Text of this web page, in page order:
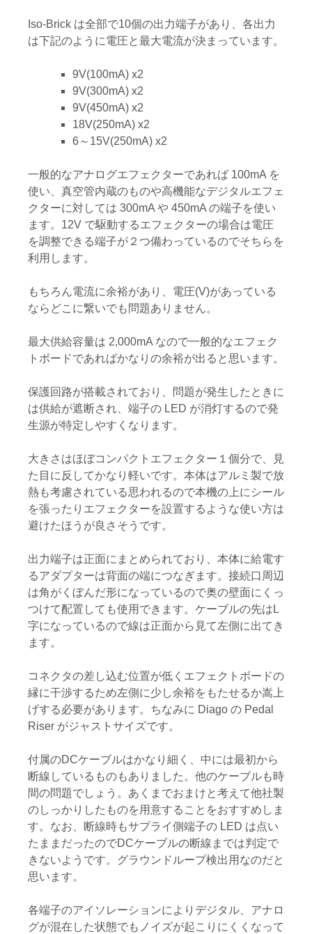
Iso-Brick は全部で10個の出力端子があり、各出力
は下記のように電圧と最大電流が決まっています。
9V(100mA) x2
9V(300mA) x2
9V(450mA) x2
18V(250mA) x2
6～15V(250mA) x2
一般的なアナログエフェクターであれば 100mA を
使い、真空管内蔵のものや高機能なデジタルエフェ
クターに対しては 300mA や 450mA の端子を使い
ます。12V で駆動するエフェクターの場合は電圧
を調整できる端子が２つ備わっているのでそちらを
利用します。
もちろん電流に余裕があり、電圧(V)があっている
ならどこに繋いでも問題ありません。
最大供給容量は 2,000mA なので一般的なエフェク
トボードであればかなりの余裕が出ると思います。
保護回路が搭載されており、問題が発生したときに
は供給が遮断され、端子の LED が消灯するので発
生源が特定しやすくなります。
大きさはほぼコンパクトエフェクター１個分で、見
た目に反してかなり軽いです。本体はアルミ製で放
熱も考慮されている思われるので本機の上にシール
を張ったりエフェクターを設置するような使い方は
避けたほうが良さそうです。
出力端子は正面にまとめられており、本体に給電す
るアダプターは背面の端につなぎます。接続口周辺
は角がくぼんだ形になっているので奥の壁面にくっ
つけて配置しても使用できます。ケーブルの先はL
字になっているので線は正面から見て左側に出てき
ます。
コネクタの差し込む位置が低くエフェクトボードの
縁に干渉するため左側に少し余裕をもたせるか嵩上
げする必要があります。ちなみに Diago の Pedal
Riser がジャストサイズです。
付属のDCケーブルはかなり細く、中には最初から
断線しているものもありました。他のケーブルも時
間の問題でしょう。あくまでおまけと考えて他社製
のしっかりしたものを用意することをおすすめしま
す。なお、断線時もサプライ側端子の LED は点い
たままだったのでDCケーブルの断線までは判定で
きないようです。グラウンドループ検出用なのだと
思います。
各端子のアイソレーションによりデジタル、アナロ
グが混在した状態でもノイズが起こりにくくなって